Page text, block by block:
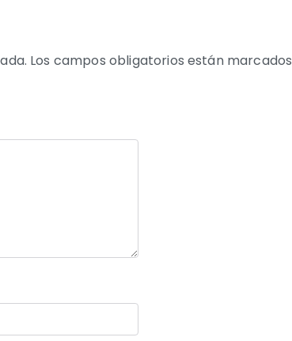
Los campos obligatorios están marcados